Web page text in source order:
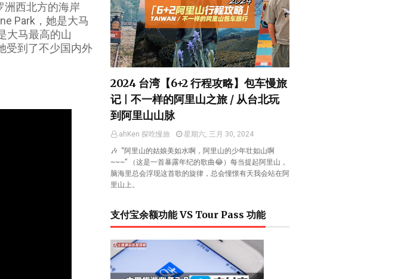
洲西北方的海岸
Park，她是大马
大马最高的山
受到了不少国内外
2024 台湾【6+2 行程攻略】包车慢旅
记 | 不一样的阿里山之旅 / 从台北玩
到阿里山山脉
ahKen 探吃慢旅
星期六, 三月 30, 2024
🎶 “阿里山的姑娘美如水啊，阿里山的少年壮如山啊
~~~” （这是一首暴露年纪的歌曲😂）每当提起阿里山，
脑海里总会浮现这首歌的旋律，总会憧憬有天我会站在阿
里山上。
支付宝余额功能 VS Tour Pass 功能